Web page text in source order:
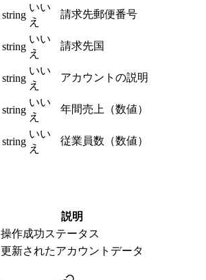
string
いい
え
請求先郵便番号
string
いい
え
請求先国
string
いい
え
アカウントの説明
string
いい
え
年間売上（数値）
string
いい
え
従業員数（数値）
説明
操作成功ステータス
更新されたアカウントデータ